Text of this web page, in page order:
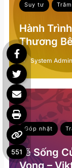
Suy tư
Hành
Thương
System
Góp nhặt
Lẽ Sống
Vọng –
551